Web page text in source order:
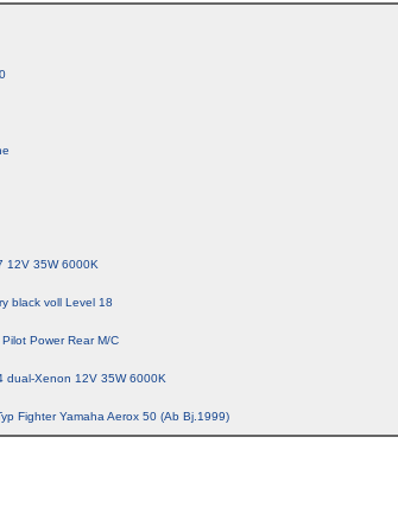
12V 35W 6000K
black voll Level 18
Power Rear M/C
dual-Xenon 12V 35W 6000K
Fighter Yamaha Aerox 50 (Ab Bj.1999)